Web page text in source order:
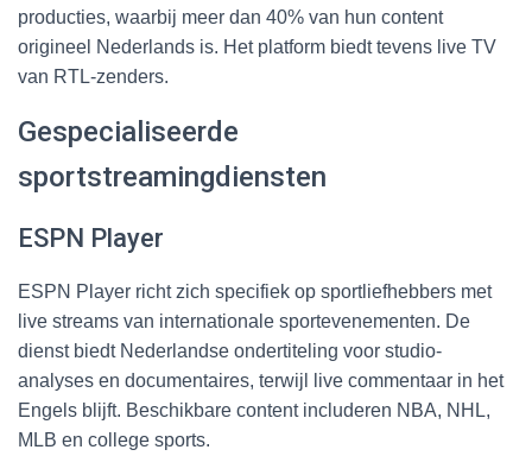
producties, waarbij meer dan 40% van hun content
origineel Nederlands is. Het platform biedt tevens live TV
van RTL-zenders.
Gespecialiseerde
sportstreamingdiensten
ESPN Player
ESPN Player richt zich specifiek op sportliefhebbers met
live streams van internationale sportevenementen. De
dienst biedt Nederlandse ondertiteling voor studio-
analyses en documentaires, terwijl live commentaar in het
Engels blijft. Beschikbare content includeren NBA, NHL,
MLB en college sports.